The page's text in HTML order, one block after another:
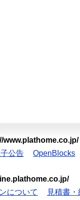
www.plathome.co.jp/
公告 OpenBlocks
について 見積書